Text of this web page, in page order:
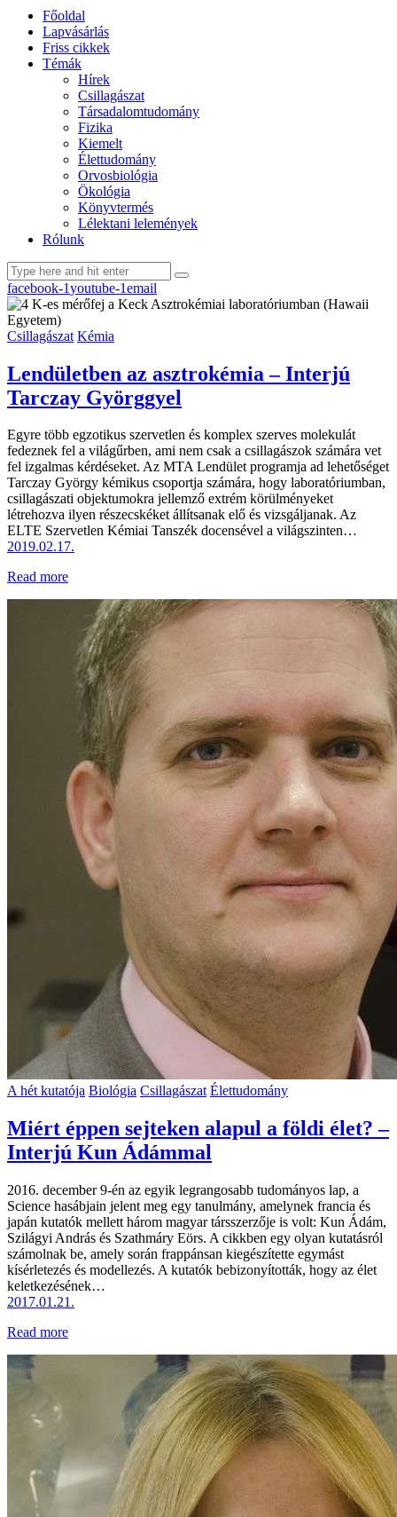
Főoldal
Lapvásárlás
Friss cikkek
Témák
Hírek
Csillagászat
Társadalomtudomány
Fizika
Kiemelt
Élettudomány
Orvosbiológia
Ökológia
Könyvtermés
Lélektani lelemények
Rólunk
facebook-1youtube-1email
Csillagászat Kémia
Lendületben az asztrokémia – Interjú
Tarczay Györggyel
Egyre több egzotikus szervetlen és komplex szerves molekulát
fedeznek fel a világűrben, ami nem csak a csillagászok számára vet
fel izgalmas kérdéseket. Az MTA Lendület programja ad lehetőséget
Tarczay György kémikus csoportja számára, hogy laboratóriumban,
csillagászati objektumokra jellemző extrém körülményeket
létrehozva ilyen részecskéket állítsanak elő és vizsgáljanak. Az
ELTE Szervetlen Kémiai Tanszék docensével a világszinten…
2019.02.17.
Read more
A hét kutatója Biológia Csillagászat Élettudomány
Miért éppen sejteken alapul a földi élet? –
Interjú Kun Ádámmal
2016. december 9-én az egyik legrangosabb tudományos lap, a
Science hasábjain jelent meg egy tanulmány, amelynek francia és
japán kutatók mellett három magyar társszerzője is volt: Kun Ádám,
Szilágyi András és Szathmáry Eörs. A cikkben egy olyan kutatásról
számolnak be, amely során frappánsan kiegészítette egymást
kísérletezés és modellezés. A kutatók bebizonyították, hogy az élet
keletkezésének…
2017.01.21.
Read more